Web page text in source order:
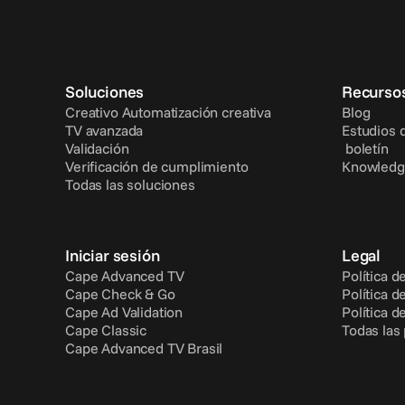
Soluciones
Creativo Automatización creativa
TV avanzada
Validación
Verificación de cumplimiento
Todas las soluciones
Blog
Estudios
boletín
Iniciar sesión
Cape Advanced TV
Cape Check & Go
Cape Ad Validation
Cape Classic
Cape Advanced TV Brasil
Legal
Política
Política
Política
Todas